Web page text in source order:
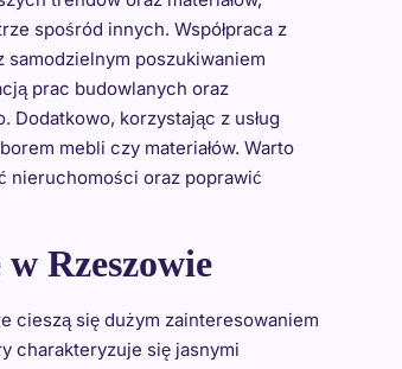
spośród innych. Współpraca z
poszukiwaniem
prac budowlanych oraz
Dodatkowo, korzystając z usług
mebli czy materiałów. Warto
nieruchomości oraz poprawić
Rzeszowie
cieszą się dużym zainteresowaniem
charakteryzuje się jasnymi